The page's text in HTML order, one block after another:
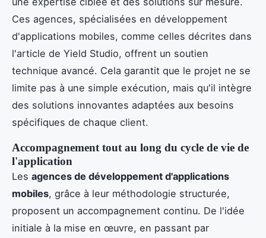
Ces agences, spécialisées en développement
d'applications mobiles, comme celles décrites dans
l'article de Yield Studio, offrent un soutien
technique avancé. Cela garantit que le projet ne se
limite pas à une simple exécution, mais qu'il intègre
des solutions innovantes adaptées aux besoins
spécifiques de chaque client.
Accompagnement tout au long du cycle de vie de
l'application
Les agences de développement d'applications
mobiles, grâce à leur méthodologie structurée,
proposent un accompagnement continu. De l'idée
initiale à la mise en œuvre, en passant par